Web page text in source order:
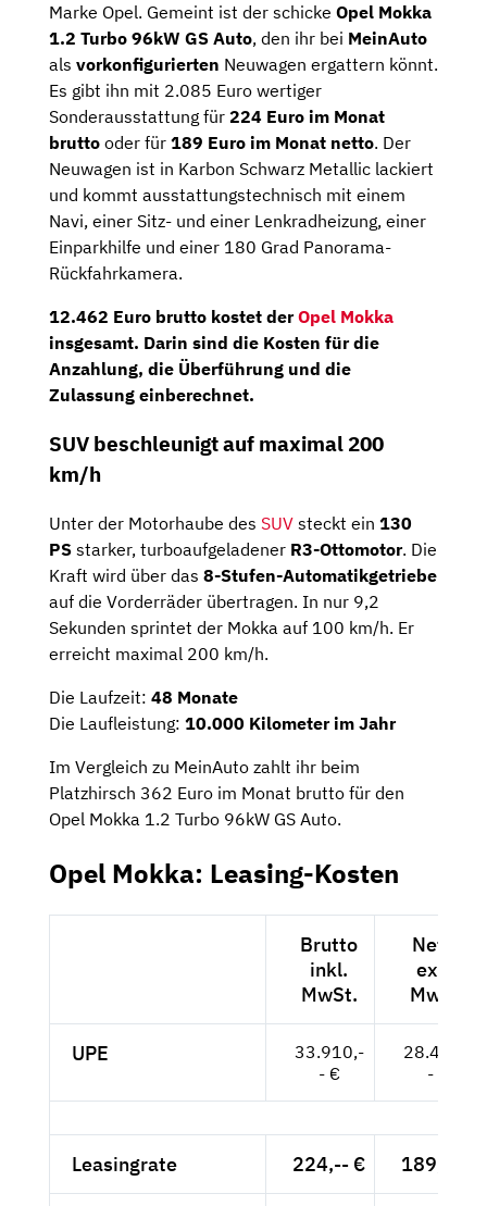
Marke Opel. Gemeint ist der schicke Opel Mokka
1.2 Turbo 96kW GS Auto, den ihr bei MeinAuto
als vorkonfigurierten Neuwagen ergattern könnt.
Es gibt ihn mit 2.085 Euro wertiger
Sonderausstattung für 224 Euro im Monat
brutto oder für 189 Euro im Monat netto. Der
Neuwagen ist in Karbon Schwarz Metallic lackiert
und kommt ausstattungstechnisch mit einem
Navi, einer Sitz- und einer Lenkradheizung, einer
Einparkhilfe und einer 180 Grad Panorama-
Rückfahrkamera.
12.462 Euro brutto kostet derOpel Mokka
insgesamt. Darin sind die Kosten für die
Anzahlung, die Überführung und die
Zulassung einberechnet.
SUV beschleunigt auf maximal 200
km/h
Unter der Motorhaube des SUV steckt ein 130
PS starker, turboaufgeladener R3-Ottomotor. Die
Kraft wird über das 8-Stufen-Automatikgetriebe
auf die Vorderräder übertragen. In nur 9,2
Sekunden sprintet der Mokka auf 100 km/h. Er
erreicht maximal 200 km/h.
Die Laufzeit: 48 Monate
Die Laufleistung: 10.000 Kilometer im Jahr
Im Vergleich zu MeinAuto zahlt ihr beim
Platzhirsch 362 Euro im Monat brutto für den
Opel Mokka 1.2 Turbo 96kW GS Auto.
Opel Mokka: Leasing-Kosten
Brutto
inkl.
MwSt.
Netto
exkl.
MwSt.
UPE
33.910,-
- €
28.496,-
- €
Leasingrate 224,-- € 189,-- €